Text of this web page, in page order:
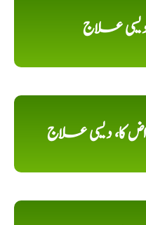
دیسی علاج
دیسی علاج